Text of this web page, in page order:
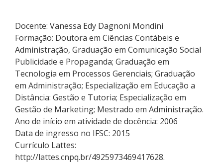
Docente: Vanessa Edy Dagnoni Mondini
Formação: Doutora em Ciências Contábeis e
Administração, Graduação em Comunicação Social
Publicidade e Propaganda; Graduação em
Tecnologia em Processos Gerenciais; Graduação
em Administração; Especialização em Educação a
Distância: Gestão e Tutoria; Especialização em
Gestão de Marketing; Mestrado em Administração.
Ano de início em atividade de docência: 2006
Data de ingresso no IFSC: 2015
Currículo Lattes:
http://lattes.cnpq.br/4925973469417628.